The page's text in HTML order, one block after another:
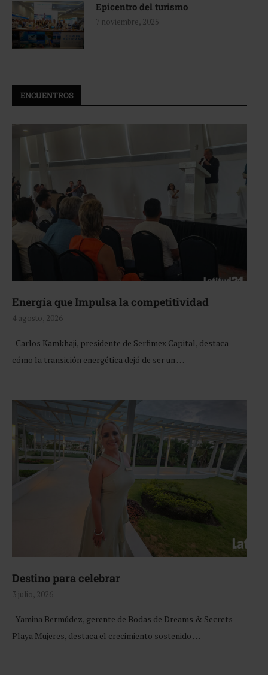
Epicentro del turismo
7 noviembre, 2025
ENCUENTROS
Energía que Impulsa la competitividad
4 agosto, 2026
Carlos Kamkhaji, presidente de Serfimex Capital, destaca
cómo la transición energética dejó de ser un …
Destino para celebrar
3 julio, 2026
Yamina Bermúdez, gerente de Bodas de Dreams & Secrets
Playa Mujeres, destaca el crecimiento sostenido …